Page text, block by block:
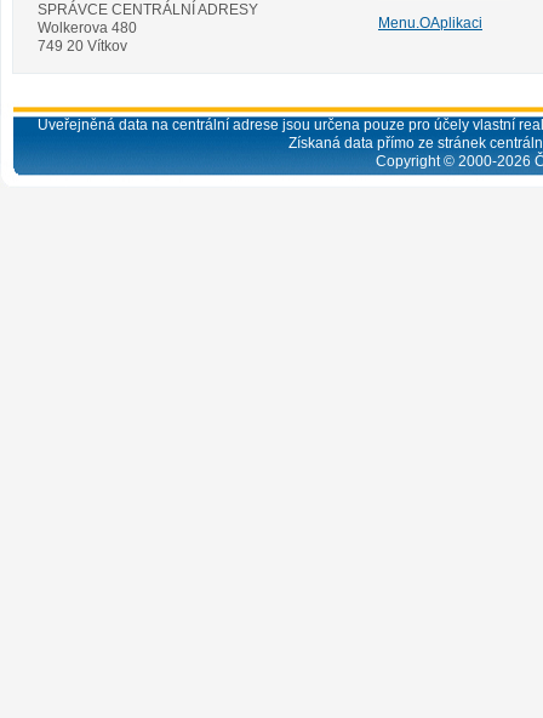
SPRÁVCE CENTRÁLNÍ ADRESY
Wolkerova 480
749 20 Vítkov
Menu.OAplikaci
Uveřejněná data na centrální adrese jsou určena pouze pro účely vlastní
Získaná data přímo ze stránek
Copyright © 2000-2026